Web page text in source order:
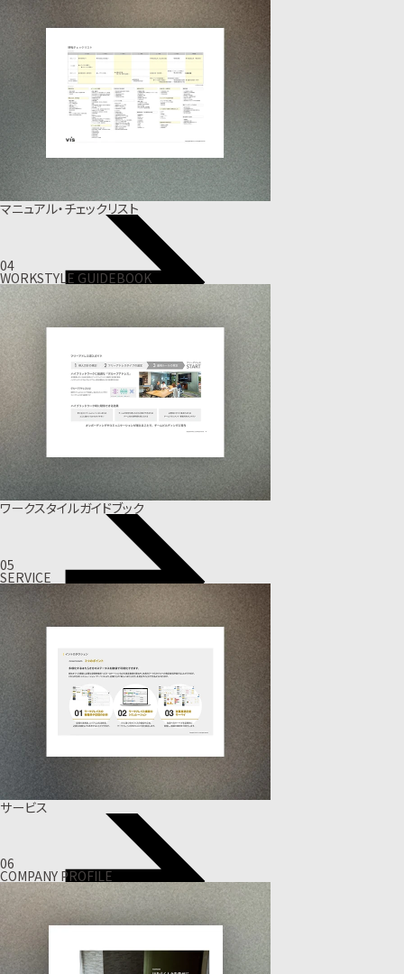
マニュアル・チェックリスト
04
WORKSTYLE GUIDEBOOK
ワークスタイルガイドブック
05
SERVICE
サービス
06
COMPANY PROFILE